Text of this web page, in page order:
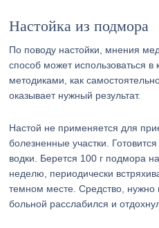
Настойка из подмора
По поводу настойки, мнения
способ может использоваться в
методиками, как
оказывает нужный результат.
Настой не применяется для
болезненные участки.
водки. Берется 100 г подмора
неделю, периодически
темном месте. Средство, нужно
больной расслабился и